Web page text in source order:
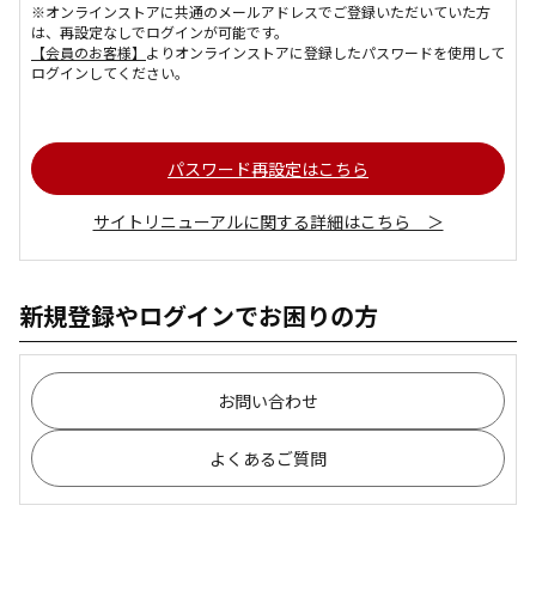
※オンラインストアに共通のメールアドレスでご登録いただいていた方
は、再設定なしでログインが可能です。
【会員のお客様】 よりオンラインストアに登録したパスワードを使用して
ログインしてください。
パスワード再設定はこちら
サイトリニューアルに関する詳細はこちら ＞
新規登録やログインでお困りの方
お問い合わせ
よくあるご質問